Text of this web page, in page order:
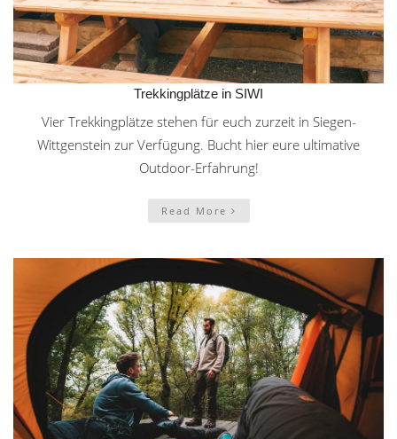
Trekkingplätze in SIWI
Vier Trekkingplätze stehen für euch zurzeit in Siegen-
Wittgenstein zur Verfügung. Bucht hier eure ultimative
Outdoor-Erfahrung!
Read More